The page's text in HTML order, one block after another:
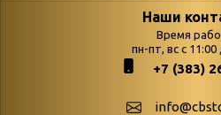
Страницы
podvedenie-itogov-festivalya-
paskhalnaya-palitra
Наши
Время
пн-пт, вс с
+7 (383)